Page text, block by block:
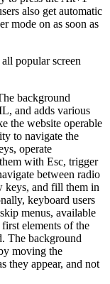
also get automatic
mode on as soon as
popular screen
background
and adds various
the website operable
to navigate the
operate
with Esc, trigger
between radio
keys, and fill them in
keyboard users
menus, available
elements of the
The background
moving the
they appear, and not